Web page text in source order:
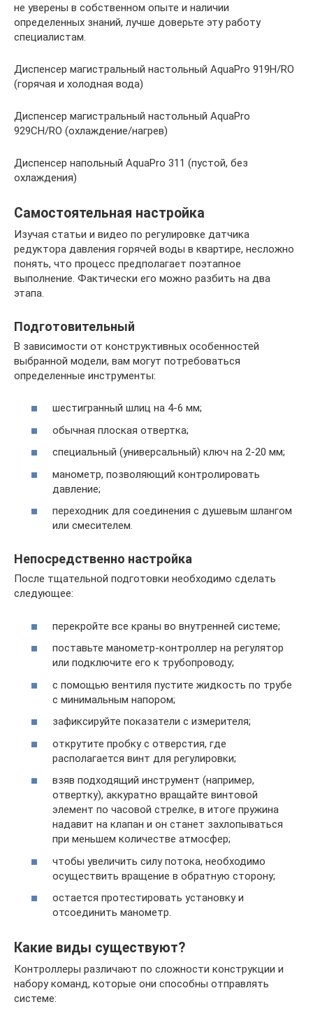
не уверены в собственном опыте и наличии
определенных знаний, лучше доверьте эту работу
специалистам.
Диспенсер магистральный настольный AquaPro 919H/RO
(горячая и холодная вода)
Диспенсер магистральный настольный AquaPro
929CH/RO (охлаждение/нагрев)
Диспенсер напольный AquaPro 311 (пустой, без
охлаждения)
Самостоятельная настройка
Изучая статьи и видео по регулировке датчика
редуктора давления горячей воды в квартире, несложно
понять, что процесс предполагает поэтапное
выполнение. Фактически его можно разбить на два
этапа.
Подготовительный
В зависимости от конструктивных особенностей
выбранной модели, вам могут потребоваться
определенные инструменты:
шестигранный шлиц на 4-6 мм;
обычная плоская отвертка;
специальный (универсальный) ключ на 2-20 мм;
манометр, позволяющий контролировать
давление;
переходник для соединения с душевым шлангом
или смесителем.
Непосредственно настройка
После тщательной подготовки необходимо сделать
следующее:
перекройте все краны во внутренней системе;
поставьте манометр-контроллер на регулятор
или подключите его к трубопроводу;
с помощью вентиля пустите жидкость по трубе
с минимальным напором;
зафиксируйте показатели с измерителя;
открутите пробку с отверстия, где
располагается винт для регулировки;
взяв подходящий инструмент (например,
отвертку), аккуратно вращайте винтовой
элемент по часовой стрелке, в итоге пружина
надавит на клапан и он станет захлопываться
при меньшем количестве атмосфер;
чтобы увеличить силу потока, необходимо
осуществить вращение в обратную сторону;
остается протестировать установку и
отсоединить манометр.
Какие виды существуют?
Контроллеры различают по сложности конструкции и
набору команд, которые они способны отправлять
системе: